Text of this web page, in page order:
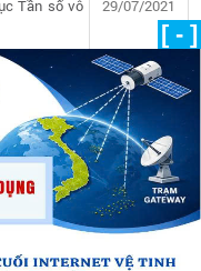
Tần số vô
29/07/2021
thông gió”
(lần 02)
Cục Tần
18/11/2020
của trạm
Cục Tần
11/11/2020
[ - ]